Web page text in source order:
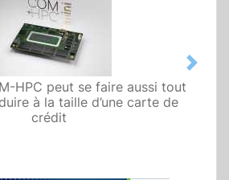
HPC peut se faire aussi tout
à la taille d’une carte de
crédit
Next